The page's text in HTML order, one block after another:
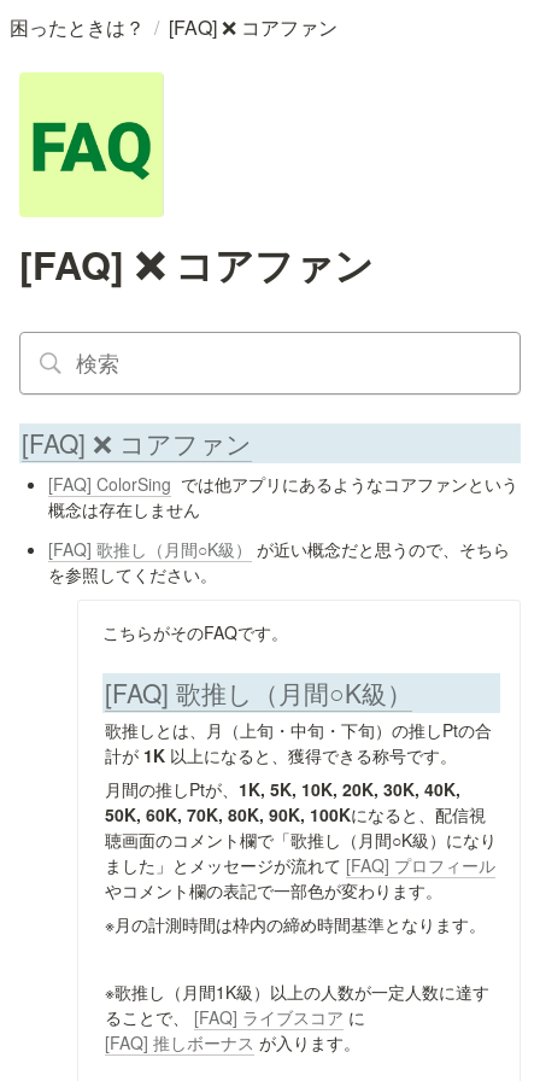
困ったときは？ / [FAQ] ❌ コアファン
[FAQ] ❌ コアファン
[FAQ] ❌ コアファン
[FAQ] ColorSing
  では他アプリにあるようなコアファンという
概念は存在しません
[FAQ] 歌推し（月間○K級）
が近い概念だと思うので、そちら
を参照してください。
こちらがそのFAQです。
[FAQ] 歌推し（月間○K級）
歌推しとは、月（上旬・中旬・下旬）の推しPtの合
計が 1K 以上になると、獲得できる称号です。
月間の推しPtが、 1K, 5K, 10K, 20K, 30K, 40K,
50K, 60K, 70K, 80K, 90K, 100Kになると、配信視
聴画面のコメント欄で「歌推し（月間○K級）になり
ました」とメッセージが流れて [FAQ] プロフィール
やコメント欄の表記で一部色が変わります。
※月の計測時間は枠内の締め時間基準となります。
※歌推し（月間1K級）以上の人数が一定人数に達す
ることで、 [FAQ] ライブスコア に
[FAQ] 推しボーナス が入ります。